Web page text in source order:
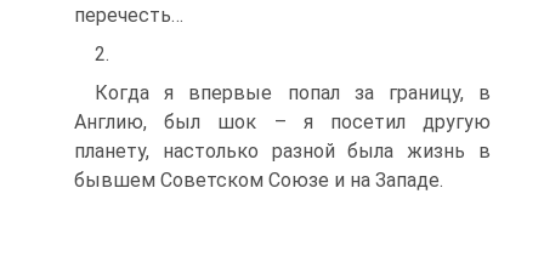
перечесть…
2.
Когда я впервые попал за границу, в
Англию, был шок – я посетил другую
планету, настолько разной была жизнь в
бывшем Советском Союзе и на Западе.